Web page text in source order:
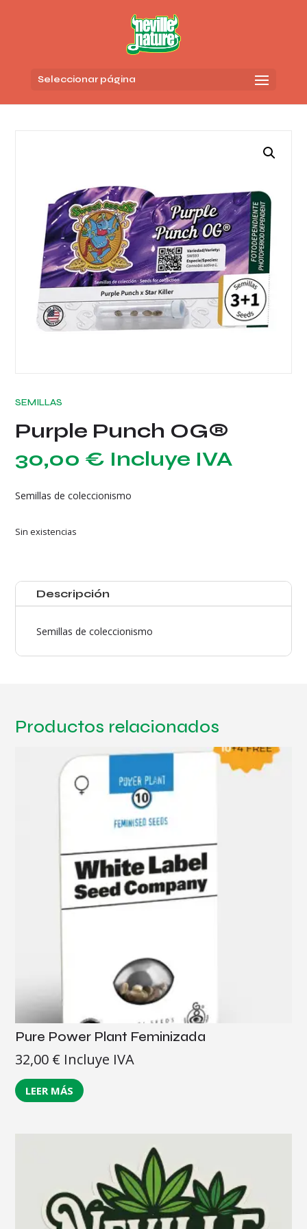
Seleccionar página
SEMILLAS
Purple Punch OG®
30,00 € Incluye IVA
Semillas de coleccionismo
Sin existencias
Descripción
Semillas de coleccionismo
Productos relacionados
Pure Power Plant Feminizada
32,00 € Incluye IVA
LEER MÁS